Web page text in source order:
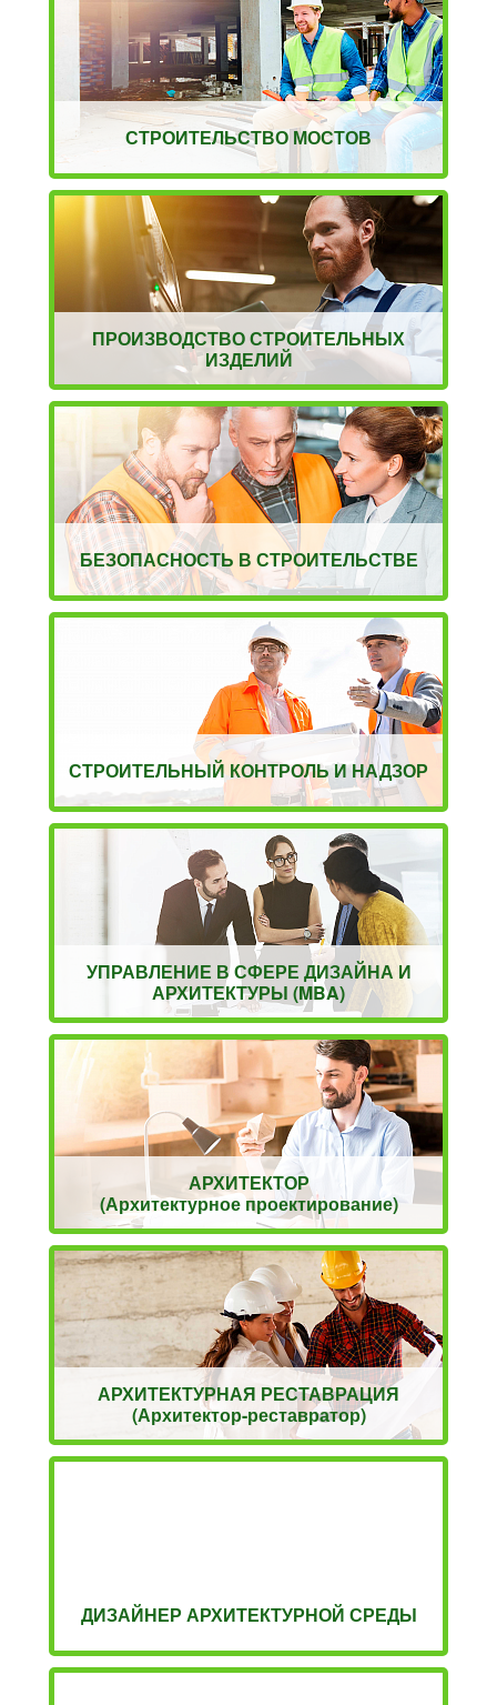
СТРОИТЕЛЬСТВО МОСТОВ
ПРОИЗВОДСТВО СТРОИТЕЛЬНЫХ
ИЗДЕЛИЙ
БЕЗОПАСНОСТЬ В СТРОИТЕЛЬСТВЕ
СТРОИТЕЛЬНЫЙ КОНТРОЛЬ И НАДЗОР
УПРАВЛЕНИЕ В СФЕРЕ ДИЗАЙНА И
АРХИТЕКТУРЫ (MBA)
АРХИТЕКТОР
(Архитектурное проектирование)
АРХИТЕКТУРНАЯ РЕСТАВРАЦИЯ
(Архитектор-реставратор)
ДИЗАЙНЕР АРХИТЕКТУРНОЙ СРЕДЫ